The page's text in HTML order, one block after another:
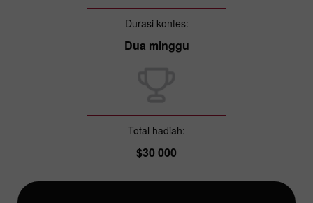
Durasi kontes:
Dua minggu
Total hadiah:
$30 000